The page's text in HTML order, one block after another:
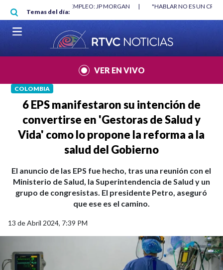
Pasar al contenido principal
Temas del día:
"HABLAR NO ES UN CRIMEN": CARTA DE BETO CORAL |
VER EN VIVO
COLOMBIA
6 EPS manifestaron su intención de
convertirse en 'Gestoras de Salud y
Vida' como lo propone la reforma a la
salud del Gobierno
El anuncio de las EPS fue hecho, tras una reunión con el
Ministerio de Salud, la Superintendencia de Salud y un
grupo de congresistas. El presidente Petro, aseguró
que ese es el camino.
13 de Abril 2024, 7:39 PM